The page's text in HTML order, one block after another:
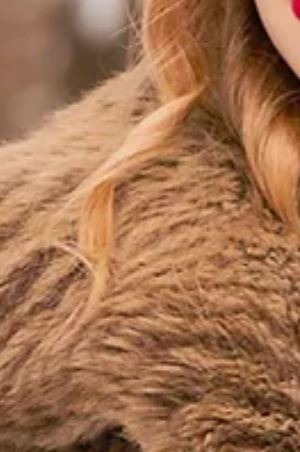
Kış ayları için uygun renk seçimi de dikkat edilmesi gereken bir unsurdur. Kişiye özel terzi ile çalışırken, kışın moda renklerine de
Koyu Mavi: Hem klasik hem de modern bir görünüm sunan bu renk, birçok kıyafetle kombinlenebilir.
Gri: Zamanın ötesinde bir seçenek olarak, her ortamda şık durur.
Bordo: Kış aylarında sıcak bir hava katmak için mükemmel bir tercihtir.
Son Söz: Kış Modasında Tarzınızı Konuşturun!
Kış aylarında kişiye özel terzi ile yapılan giysilerle hem sıcak kalın hem de şık bir görünüm elde edin. Özel dikim gömleklerden özel
sadece bir tarz değil; kendinizi ifade etmenin bir yoludur. Kış modasında da kişisel stilinizi yakalayarak şıklığı ve sıcaklığı bir
Son Yazılar
Hepsini Gör
Kişisel Stiliniz İçin En İyi Özel Dikim İpuçları
<p>Düğün günü giyilecek kıyafet, yalnızca iyi görünmek için değil, kendiniz gibi hissetmek için de seçilir. Bu yüzden <strong>özel